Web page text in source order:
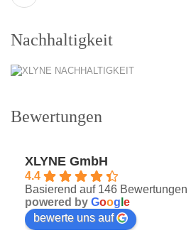
Nachhaltigkeit
Bewertungen
XLYNE GmbH
4.4
Basierend auf 146 Bewertungen
powered by Goog e
bewerte uns auf